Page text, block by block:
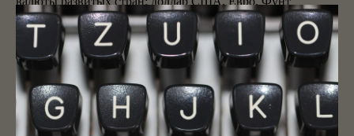
стерлингов, Иена, Швейцарский франк. Среди
развивающихся стран лишь китайский юань в 2016 г. был
включен МВФ в «корзину» специальных прав
заимствования, однако он имеет только частичную
конвертируемость. Для развивающихся стран это означает
изначальное нахождение в проигрышных условиях в
качестве участника внешнеэкономических отношений.